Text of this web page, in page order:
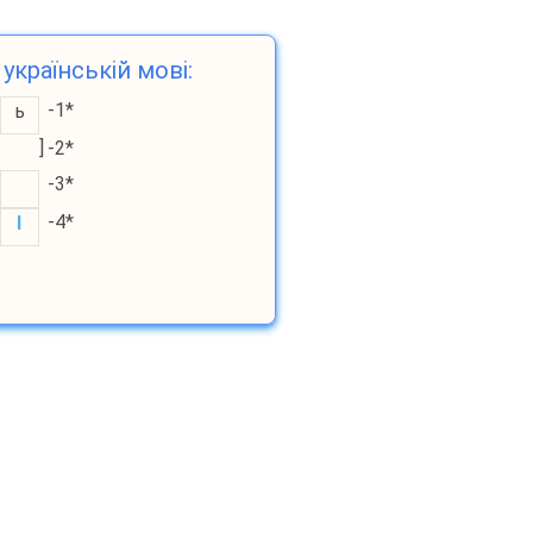
мові:
ь
-1*
] -2*
-3*
I
-4*